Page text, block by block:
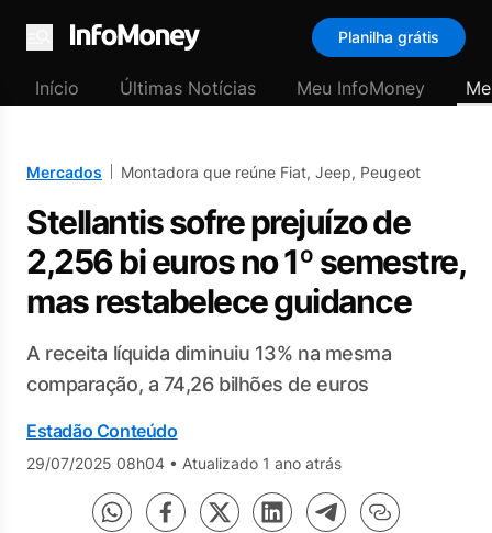
Menu
Planilha grátis
Início Últimas Notícias Meu InfoMoney
Mercados Montadora que reúne Fiat, Jeep, Peugeot
Stellantis sofre prejuízo de
2,256 bi euros no 1º semestre,
mas restabelece guidance
A receita líquida diminuiu 13% na mesma
comparação, a 74,26 bilhões de euros
Estadão Conteúdo
29/07/2025 08h04 • Atualizado 1 ano atrás